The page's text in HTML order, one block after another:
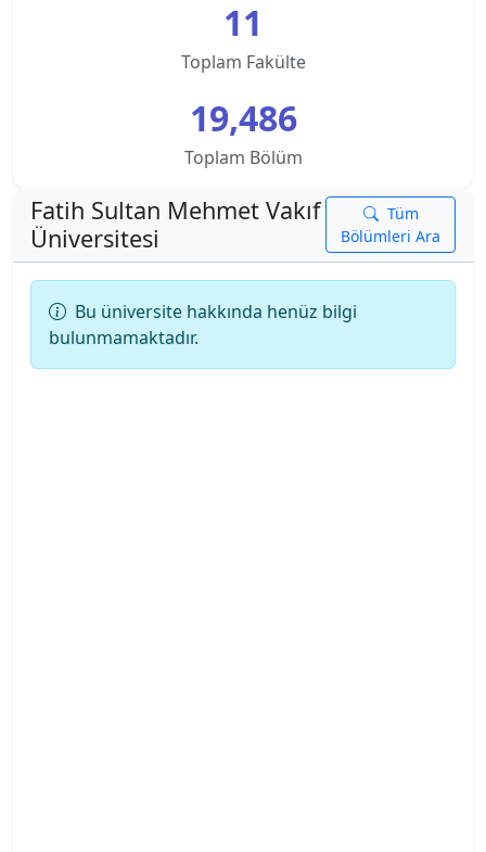
Ankara Üniversitesi
Ankara Yıldırım Beyazıt Üniversitesi
Antalya Bilim Üniversitesi
Ardahan Üniversitesi
Arkın Yaratıcı Sanatlar ve Tasarım Üniversitesi
11
Toplam Fakülte
19,486
Toplam Bölüm
Fatih Sultan Mehmet Vakıf
Üniversitesi
Tüm
Bölümleri Ara
Bu üniversite hakkında henüz bilgi
bulunmamaktadır.